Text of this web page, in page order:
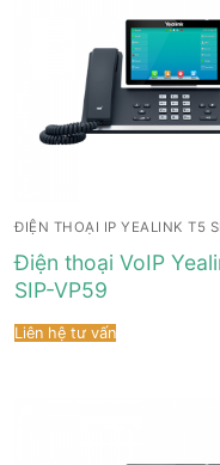
ĐIỆN THOẠI IP YEALINK T5
Điện thoại VoIP
SIP-VP59
Liên hệ tư vấn